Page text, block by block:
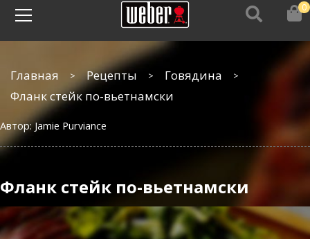
0
Главная Рецепты
Говядина
Фланк стейк по-вьетнамски
Автор: Jamie Purviance
Фланк стейк по-вьетнамски